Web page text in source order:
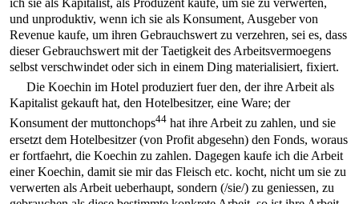
ich sie als Kapitalist, als Produzent kaufe, um sie zu verwerten,
und unproduktiv, wenn ich sie als Konsument, Ausgeber von
Revenue kaufe, um ihren Gebrauchswert zu verzehren, sei es, dass
dieser Gebrauchswert mit der Taetigkeit des Arbeitsvermoegens
selbst verschwindet oder sich in einem Ding materialisiert, fixiert.
Die Koechin im Hotel produziert fuer den, der ihre Arbeit als
Kapitalist gekauft hat, den Hotelbesitzer, eine Ware; der
Konsument der muttonchops44 hat ihre Arbeit zu zahlen, und sie
ersetzt dem Hotelbesitzer (von Profit abgesehn) den Fonds, woraus
er fortfaehrt, die Koechin zu zahlen. Dagegen kaufe ich die Arbeit
einer Koechin, damit sie mir das Fleisch etc. kocht, nicht um sie zu
verwerten als Arbeit ueberhaupt, sondern (/sie/) zu geniessen, zu